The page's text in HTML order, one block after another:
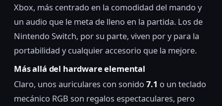
Xbox, más centrado en la comodidad del mando y
un audio que le meta de lleno en la partida. Los de
Nintendo Switch, por su parte, viven por y para la
portabilidad y cualquier accesorio que la mejore.
Más allá del hardware elemental
Claro, unos auriculares con sonido 7.1 o un teclado
mecánico RGB son regalos espectaculares, pero